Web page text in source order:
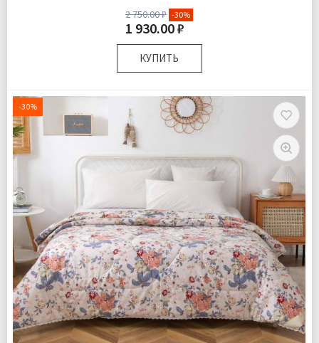
2 750.00 ₽ -30%
1 930.00 ₽
КУПИТЬ
-30%